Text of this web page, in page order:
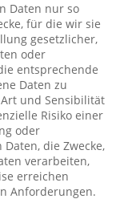
Daten nur so
für die wir sie
gesetzlicher,
oder
entsprechende
Daten zu
und Sensibilität
Risiko einer
oder
die Zwecke,
verarbeiten,
erreichen
Anforderungen.